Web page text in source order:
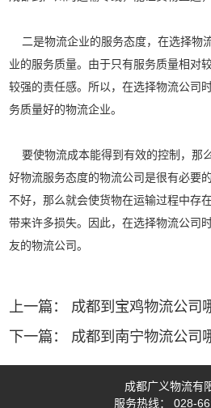
二是物流企业的服务态度，在选择物
业的服务质量。由于只有服务质量相对
较强的责任感。所以，在选择物流公司
务质量好的物流企业。
要使物流成本能得到有效的控制，那
好物流服务态度的物流公司是很有必要
不好，那么就会使货物在运输过程中存
带来许多损失。因此，在选择物流公司
友的物流公司。
上一篇： 成都到宝鸡物流公司
下一篇： 成都到南宁物流公司
成都广义物流有
服务热线： 028-